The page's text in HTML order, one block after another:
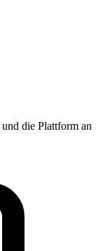
die Plattform an